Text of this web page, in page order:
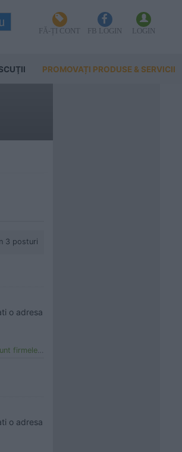
FĂ-ȚI CONT FB LOGIN LOGIN
PROMOVAȚI PRODUSE & SERVICII
3 posturi
o adresa
din ...
o adresa